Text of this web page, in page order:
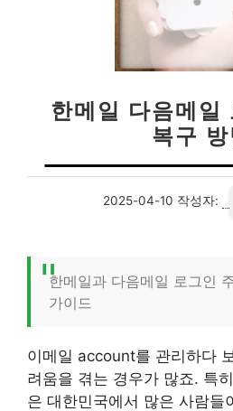
한메일 다음메일
복구 방
2025-04-10 작성자:
한메일과 다음메일 로그인
가이드
이메일 account를 관리하다
려움을 겪는 경우가 많죠. 특히
은 대한민국에서 많은 사람들